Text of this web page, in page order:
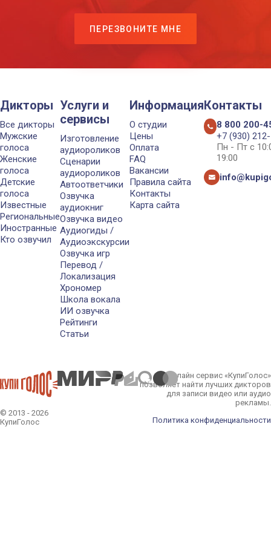
ПЕРЕЗВОНИТЕ МНЕ
Дикторы
Все дикторы
Мужские
голоса
Женские
голоса
Детские
голоса
Известные
Региональные
Иностранные
Кто озвучил
Услуги и
сервисы
Изготовление
аудиороликов
Сценарии
аудиороликов
Автоответчики
Озвучка
аудиокниг
Озвучка видео
Аудиогиды /
Аудиоэкскурсии
Озвучка игр
Перевод /
Локализация
Хрономер
Школа вокала
ИИ озвучка
Рейтинги
Статьи
Информация
О студии
Цены
Оплата
FAQ
Вакансии
Правила сайта
Контакты
Карта сайта
Контакты
8 800 200-
+7 (930)
Пн - Пт с
19:00
© 2013 - 2026
КупиГолос
Онлайн сервис «КупиГолос»
позволяет найти лучших дикторов
для записи видео или аудио
рекламы.
Политика конфиденциальности